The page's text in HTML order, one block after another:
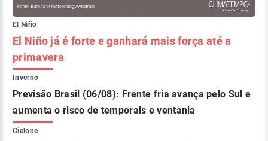
El Niño
El Niño já é forte e ganhará mais força até a
primavera
Inverno
Previsão Brasil (06/08): Frente fria avança pelo Sul e
aumenta o risco de temporais e ventania
Ciclone